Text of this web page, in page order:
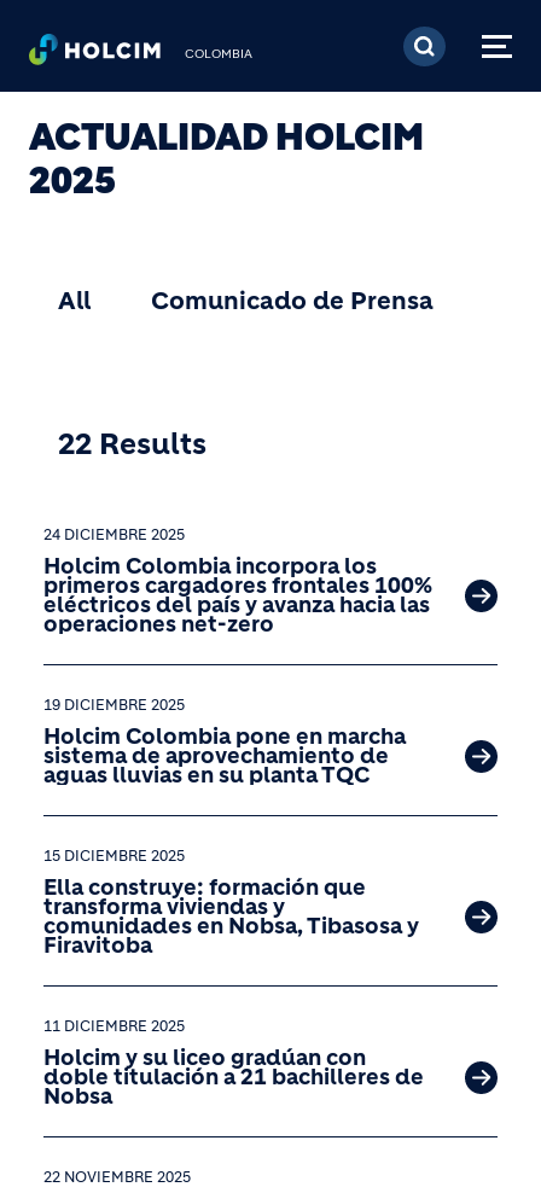
Pasar al contenido
COLOMBIA
ACTUALIDAD HOLCIM
2025
22 Results
24 DICIEMBRE 2025
Holcim Colombia incorpora los
primeros cargadores frontales 100%
eléctricos del país y avanza hacia las
operaciones net-zero
19 DICIEMBRE 2025
Holcim Colombia pone en marcha
sistema de aprovechamiento de
aguas lluvias en su planta TQC
15 DICIEMBRE 2025
Ella construye: formación que
transforma viviendas y
comunidades en Nobsa, Tibasosa y
Firavitoba
11 DICIEMBRE 2025
Holcim y su liceo gradúan con
doble titulación a 21 bachilleres de
Nobsa
22 NOVIEMBRE 2025